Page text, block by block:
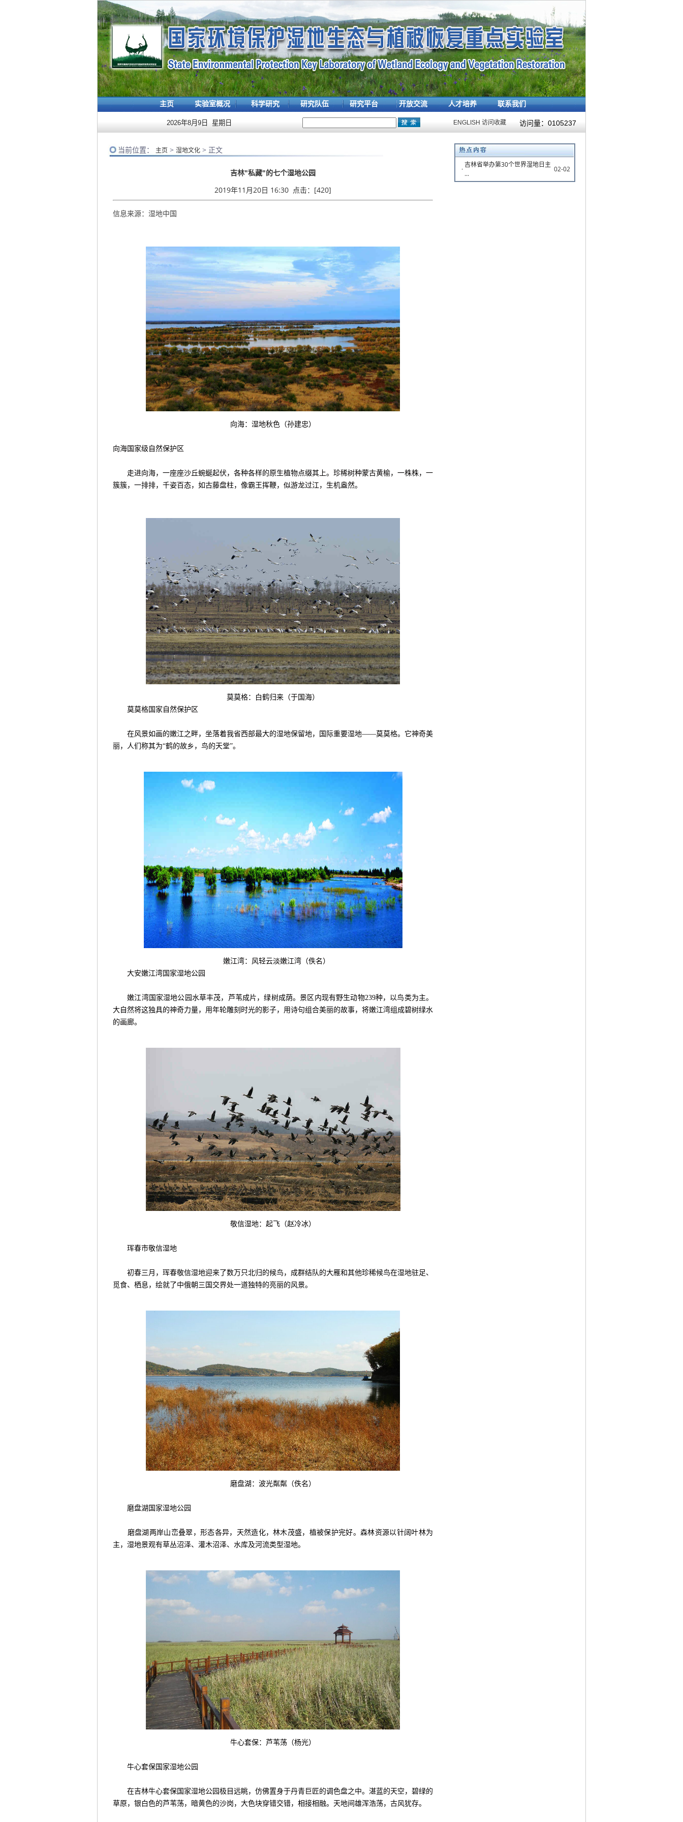
主页 实验室概况 科学研究 研究队伍 研究平台 开放交流 人才培养 联系我们
2026年8月9日 星期日 ENGLISH 访问收藏 访问量： 0105237
当前位置： 主页 > 湿地文化 > 正文
吉林"私藏"的七个湿地公园
2019年11月20日 16:30 点击：[420]
信息来源：湿地中国
向海：湿地秋色（孙建忠）
向海国家级自然保护区
走进向海，一座座沙丘蜿蜒起伏，各种各样的原生植物点缀其上。珍稀树种蒙古黄榆，一株株，一
簇簇，一排排，千姿百态，如古藤盘柱，像霸王挥鞭，似游龙过江，生机盎然。
莫莫格：白鹤归来（于国海）
莫莫格国家自然保护区
在风景如画的嫩江之畔，坐落着我省西部最大的湿地保留地，国际重要湿地——莫莫格。它神奇美
丽，人们称其为“鹤的故乡，鸟的天堂”。
嫩江湾：风轻云淡嫩江湾（佚名）
大安嫩江湾国家湿地公园
嫩江湾国家湿地公园水草丰茂，芦苇成片，绿树成荫。景区内现有野生动物239种，以鸟类为主。
大自然将这独具的神奇力量，用年轮雕刻时光的影子，用诗句组合美丽的故事，将嫩江湾组成碧树绿水
的画廊。
敬信湿地：起飞（赵冷冰）
珲春市敬信湿地
初春三月，珲春敬信湿地迎来了数万只北归的候鸟，成群结队的大雁和其他珍稀候鸟在湿地驻足、
觅食、栖息，绘就了中俄朝三国交界处一道独特的亮丽的风景。
磨盘湖：波光粼粼（佚名）
磨盘湖国家湿地公园
磨盘湖两岸山峦叠翠，形态各异，天然造化，林木茂盛，植被保护完好。森林资源以针阔叶林为
主，湿地景观有草丛沼泽、灌木沼泽、水库及河流类型湿地。
牛心套保：芦苇荡（杨光）
牛心套保国家湿地公园
在吉林牛心套保国家湿地公园极目远眺，仿佛置身于丹青巨匠的调色盘之中。湛蓝的天空，碧绿的
草原，银白色的芦苇荡，暗黄色的沙岗，大色块穿错交错，相接相融。天地间雄浑浩荡，古风犹存。
·
吉林省举办第30个世界湿地日主
...
02-02